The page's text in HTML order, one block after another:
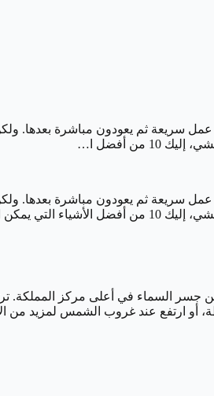
سريعة ثم يعودون مباشرة بعدها.
أفضل ا…
سريعة ثم يعودون مباشرة بعدها.
في الرياض.
أو ارتفع عند غروب الشمس لمزيد من